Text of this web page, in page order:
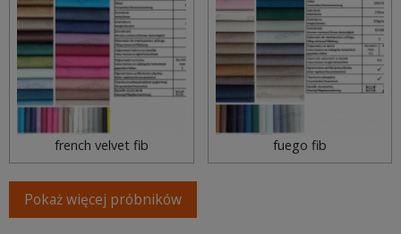
french velvet fib fuego fib
Pokaż więcej próbników